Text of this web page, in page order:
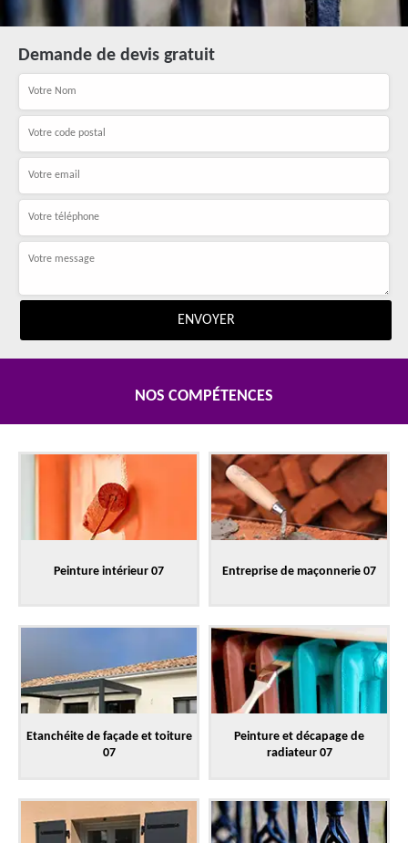
Demande de devis gratuit
NOS COMPÉTENCES
Peinture intérieur 07 Entreprise de maçonnerie 07
Etanchéite de façade et toiture
07
Peinture et décapage de
radiateur 07